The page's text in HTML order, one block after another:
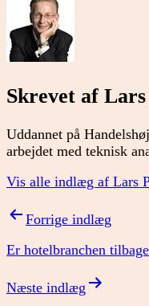
Skrevet af Lars
Uddannet på
arbejdet med teknisk
Vis alle indlæg af Lars
Forrige indlæg
Er hotelbranchen
Næste indlæg